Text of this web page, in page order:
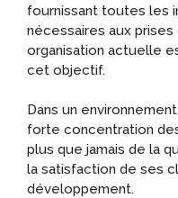
fournissant toutes les
nécessaires aux
organisation actuelle
cet objectif.
Dans un
forte concentration
plus que jamais de la
la satisfaction de ses
développement.